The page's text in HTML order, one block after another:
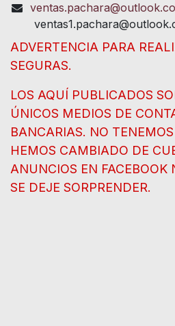
ADVERTENCIA PARA
SEGURAS.
LOS AQUÍ PUBLICADOS
ÚNICOS MEDIOS DE
BANCARIAS. NO
HEMOS CAMBIADO DE
ANUNCIOS EN FACEBOOK
SE DEJE SORPRENDER.